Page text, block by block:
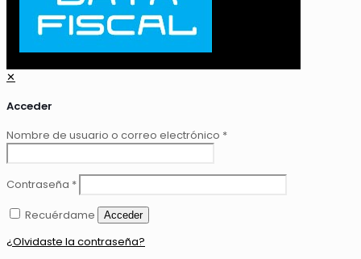
✕
Acceder
Nombre de usuario o correo electrónico *
Contraseña *
Recuérdame
Acceder
¿Olvidaste la contraseña?